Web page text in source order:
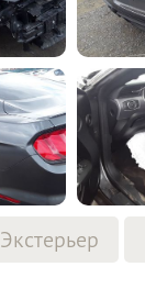
Экстерьер